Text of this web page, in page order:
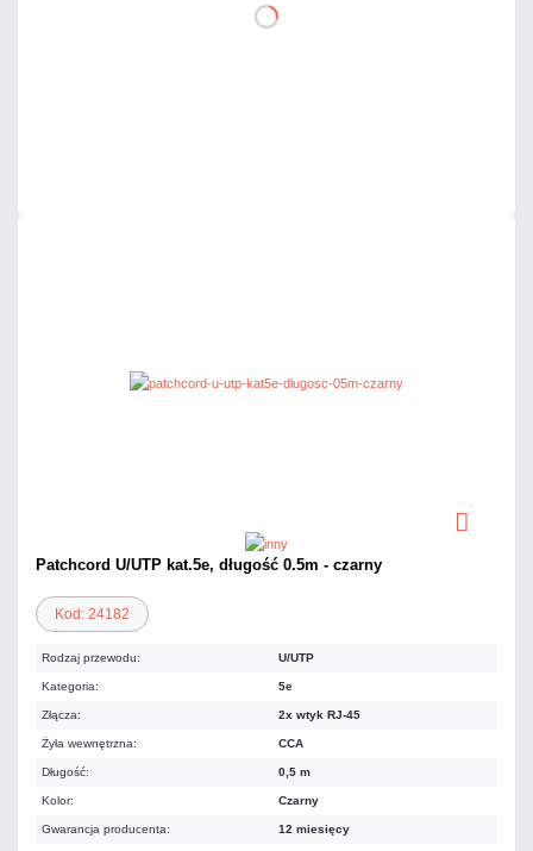
DO KOSZYKA
Patchcord U/UTP kat.5e, długość 0.5m - czarny
Kod: 24182
Rodzaj przewodu: U/UTP
Kategoria: 5e
Złącza: 2x wtyk RJ-45
Żyła wewnętrzna: CCA
Długość: 0,5 m
Kolor: Czarny
Gwarancja producenta: 12 miesięcy